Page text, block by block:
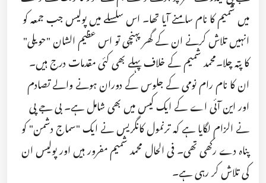
میں شمیم کا نام سامنے آیا تھا۔ اس سلسلے میں پولیس جب جمعہ کو
انہیں تلاش کرنے ان کے گھر پہنچی تو اس عظیم الشان "حویلی"
کا پتہ چلا۔محمد شمیم کے خلاف پہلے بھی کئی مقدمات درج ہیں۔
ان کا نام رام نومی کے جلوس کے دوران ہونے والے تصادم
اور این آئی اے کے ایک کیس میں بھی شامل ہے۔ بی جے پی
نے الزام لگایا ہے کہ ترنمول کانگریس نے ایک "سماج دشمن" کو
پناہ دے رکھی تھی۔ فی الحال محمد شمیم مفرور ہیں اور پولیس ان
کی تلاش کر رہی ہے۔